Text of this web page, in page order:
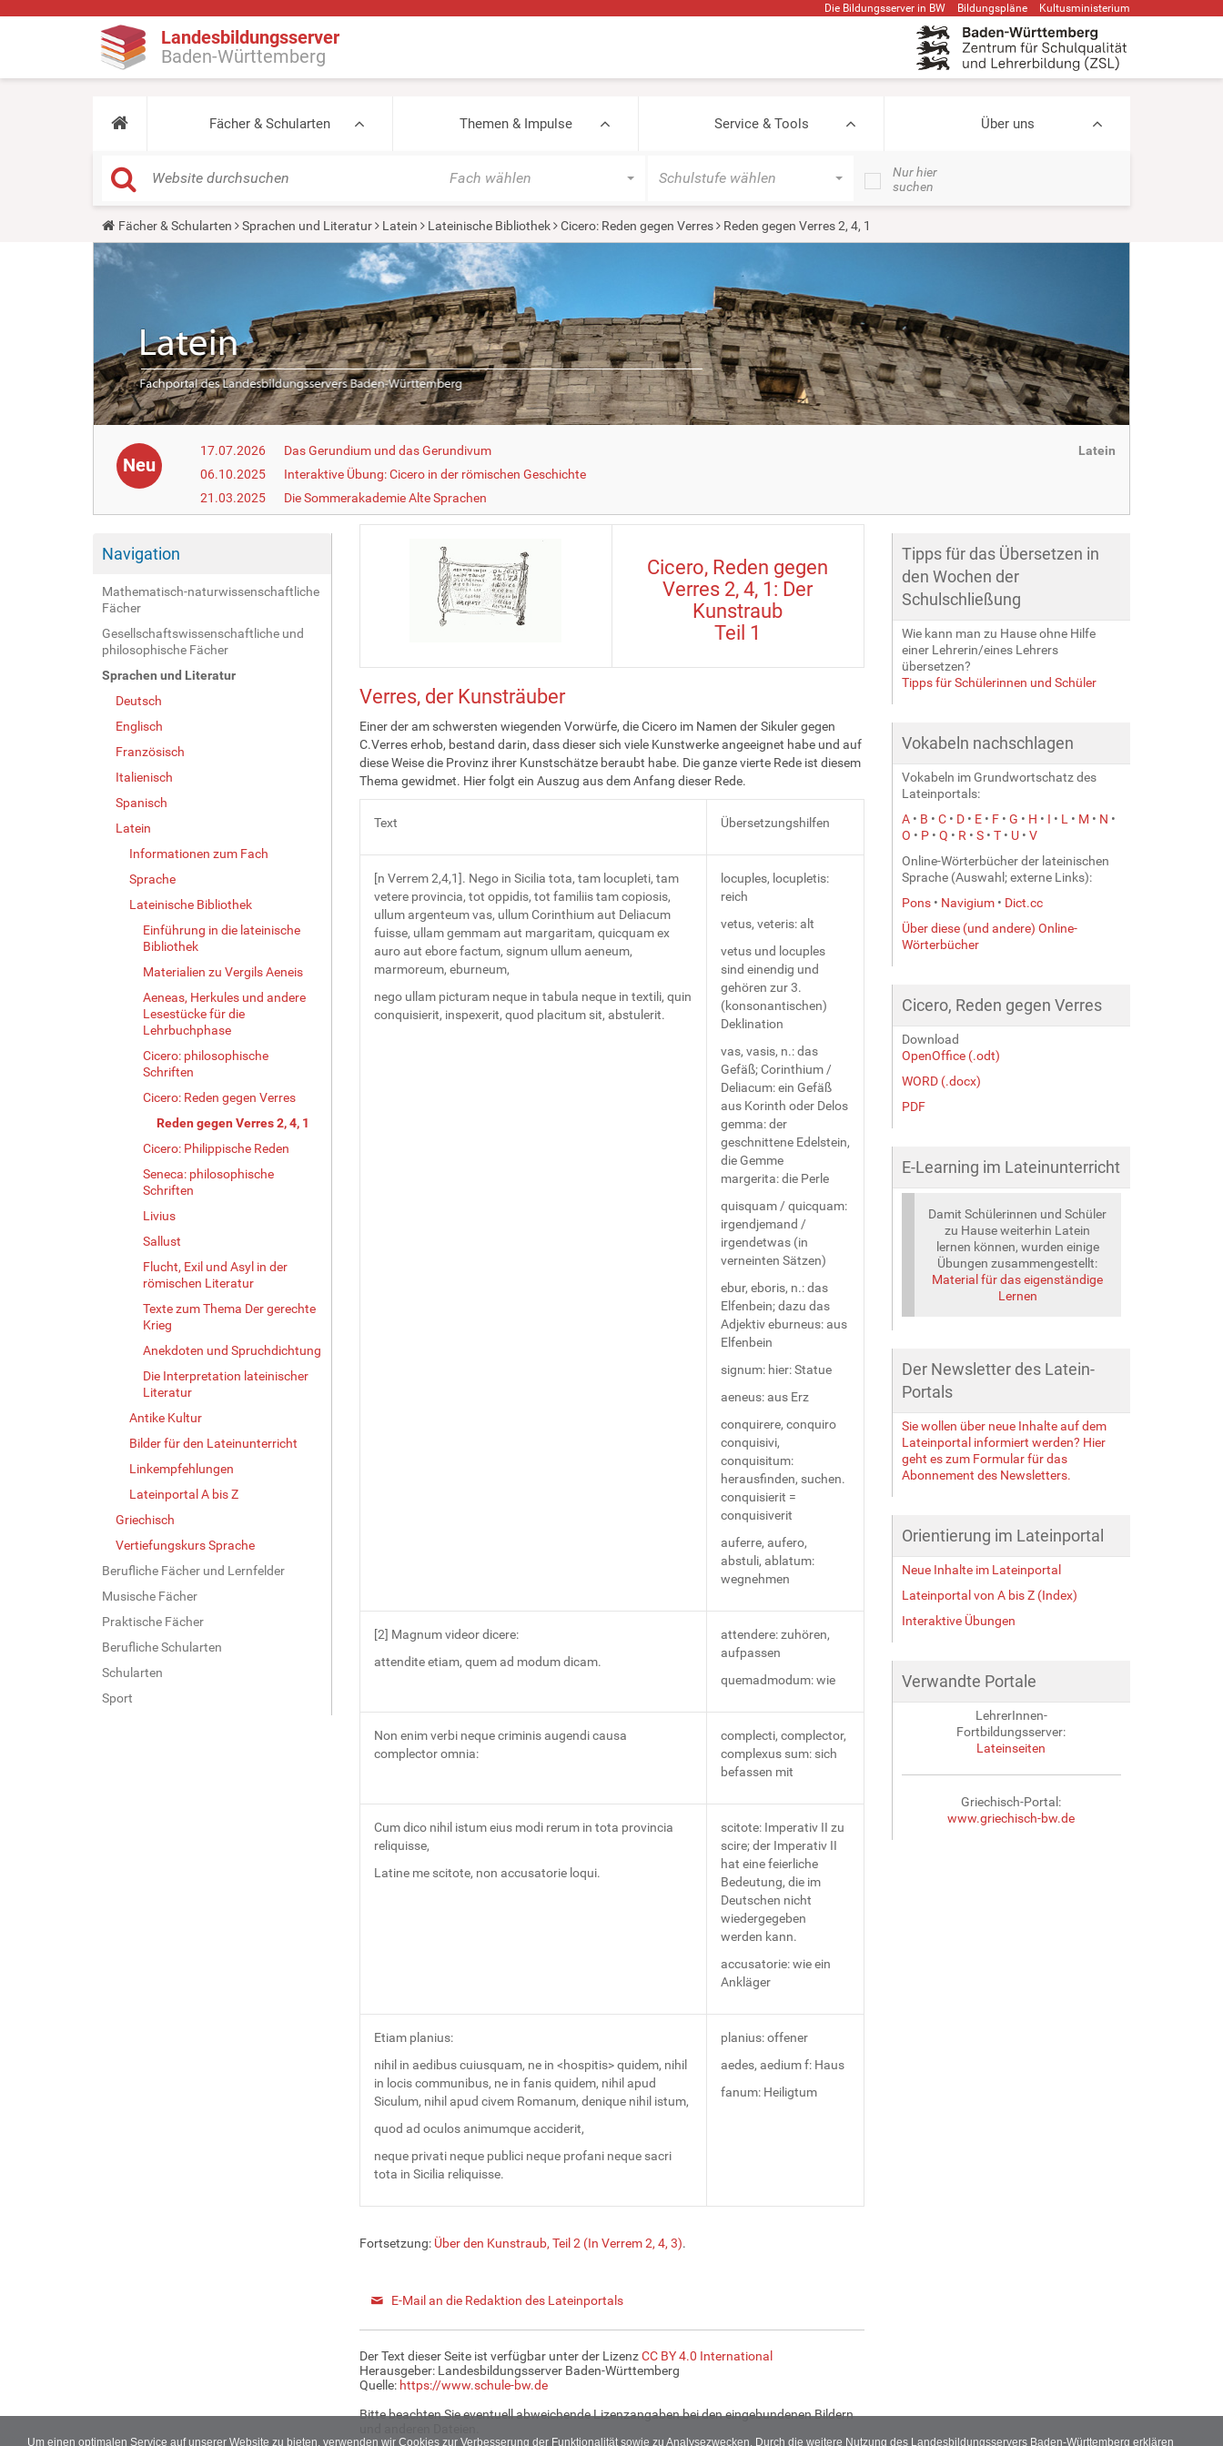
Um einen optimalen Service auf unserer Website zu bieten, verwenden wir Cookies zur Verbesserung der Funktionalität sowie zu Analysezwecken. Durch die weitere Nutzung des Landesbildungsservers Baden-Württemberg erklären
Die Bildungsserver in BW Bildungspläne Kultusministerium
Landesbildungsserver
Baden-Württemberg
Fächer & Schularten Themen & Impulse Service & Tools Über uns
Fach wählen Schulstufe wählen
Nur hier
suchen
Y
o
u
a
e
:
Fächer & Schularten Sprachen und Literatur Latein Lateinische Bibliothek Cicero: Reden gegen Verres Reden gegen Verres 2, 4, 1
Neu
17.07.2026
Das Gerundium und das Gerundivum
06.10.2025
Interaktive Übung: Cicero in der römischen Geschichte
21.03.2025
Die Sommerakademie Alte Sprachen
Latein
Navigation
Mathematisch-naturwissenschaftliche
Fächer
Gesellschaftswissenschaftliche und
philosophische Fächer
Sprachen und Literatur
Deutsch
Englisch
Französisch
Italienisch
Spanisch
Latein
Informationen zum Fach
Sprache
Lateinische Bibliothek
Einführung in die lateinische
Bibliothek
Materialien zu Vergils Aeneis
Aeneas, Herkules und andere
Lesestücke für die
Lehrbuchphase
Cicero: philosophische
Schriften
Cicero: Reden gegen Verres
Reden gegen Verres 2, 4, 1
Cicero: Philippische Reden
Seneca: philosophische
Schriften
Livius
Sallust
Flucht, Exil und Asyl in der
römischen Literatur
Texte zum Thema Der gerechte
Krieg
Anekdoten und Spruchdichtung
Die Interpretation lateinischer
Literatur
Antike Kultur
Bilder für den Lateinunterricht
Linkempfehlungen
Lateinportal A bis Z
Griechisch
Vertiefungskurs Sprache
Berufliche Fächer und Lernfelder
Musische Fächer
Praktische Fächer
Berufliche Schularten
Schularten
Sport
Cicero, Reden gegen
Verres 2, 4, 1: Der
Kunstraub
Teil 1
Verres, der Kunsträuber
Einer der am schwersten wiegenden Vorwürfe, die Cicero im Namen der Sikuler gegen
C.Verres erhob, bestand darin, dass dieser sich viele Kunstwerke angeeignet habe und auf
diese Weise die Provinz ihrer Kunstschätze beraubt habe. Die ganze vierte Rede ist diesem
Thema gewidmet. Hier folgt ein Auszug aus dem Anfang dieser Rede.
Text Übersetzungshilfen
[n Verrem 2,4,1]. Nego in Sicilia tota, tam locupleti, tam
vetere provincia, tot oppidis, tot familiis tam copiosis,
ullum argenteum vas, ullum Corinthium aut Deliacum
fuisse, ullam gemmam aut margaritam, quicquam ex
auro aut ebore factum, signum ullum aeneum,
marmoreum, eburneum,
nego ullam picturam neque in tabula neque in textili, quin
conquisierit, inspexerit, quod placitum sit, abstulerit.
locuples, locupletis:
reich
vetus, veteris: alt
vetus und locuples
sind einendig und
gehören zur 3.
(konsonantischen)
Deklination
vas, vasis, n.: das
Gefäß; Corinthium /
Deliacum: ein Gefäß
aus Korinth oder Delos
gemma: der
geschnittene Edelstein,
die Gemme
margerita: die Perle
quisquam / quicquam:
irgendjemand /
irgendetwas (in
verneinten Sätzen)
ebur, eboris, n.: das
Elfenbein; dazu das
Adjektiv eburneus: aus
Elfenbein
signum: hier: Statue
aeneus: aus Erz
conquirere, conquiro
conquisivi,
conquisitum:
herausfinden, suchen.
conquisierit =
conquisiverit
auferre, aufero,
abstuli, ablatum:
wegnehmen
[2] Magnum videor dicere:
attendite etiam, quem ad modum dicam.
attendere: zuhören,
aufpassen
quemadmodum: wie
Non enim verbi neque criminis augendi causa
complector omnia:
complecti, complector,
complexus sum: sich
befassen mit
Cum dico nihil istum eius modi rerum in tota provincia
reliquisse,
Latine me scitote, non accusatorie loqui.
scitote: Imperativ II zu
scire; der Imperativ II
hat eine feierliche
Bedeutung, die im
Deutschen nicht
wiedergegeben
werden kann.
accusatorie: wie ein
Ankläger
Etiam planius:
nihil in aedibus cuiusquam, ne in <hospitis> quidem, nihil
in locis communibus, ne in fanis quidem, nihil apud
Siculum, nihil apud civem Romanum, denique nihil istum,
quod ad oculos animumque acciderit,
neque privati neque publici neque profani neque sacri
tota in Sicilia reliquisse.
planius: offener
aedes, aedium f: Haus
fanum: Heiligtum
Fortsetzung: Über den Kunstraub, Teil 2 (In Verrem 2, 4, 3).
E-Mail an die Redaktion des Lateinportals
Der Text dieser Seite ist verfügbar unter der LizenzCC BY 4.0 International
Herausgeber: Landesbildungsserver Baden-Württemberg
Quelle: https://www.schule-bw.de
Bitte beachten Sie eventuell abweichende Lizenzangaben bei den eingebundenen Bildern
Tipps für das Übersetzen in
den Wochen der
Schulschließung
Wie kann man zu Hause ohne Hilfe
einer Lehrerin/eines Lehrers
übersetzen?
Tipps für Schülerinnen und Schüler
Vokabeln nachschlagen
Vokabeln im Grundwortschatz des
Lateinportals:
A• B • C• D• E• F• G • H • I • L • M • N •
O • P• Q • R • S• T• U• V
Online-Wörterbücher der lateinischen
Sprache (Auswahl; externe Links):
Pons• Navigium• Dict.cc
Über diese (und andere) Online-
Wörterbücher
Cicero, Reden gegen Verres
Download
OpenOffice (.odt)
WORD (.docx)
PDF
E-Learning im Lateinunterricht
Damit Schülerinnen und Schüler
zu Hause weiterhin Latein
lernen können, wurden einige
Übungen zusammengestellt:
Material für das eigenständige
Lernen
Der Newsletter des Latein-
Portals
Sie wollen über neue Inhalte auf dem
Lateinportal informiert werden? Hier
geht es zum Formular für das
Abonnement des Newsletters.
Orientierung im Lateinportal
Neue Inhalte im Lateinportal
Lateinportal von A bis Z (Index)
Interaktive Übungen
Verwandte Portale
LehrerInnen-
Fortbildungsserver:
Lateinseiten
Griechisch-Portal:
www.griechisch-bw.de